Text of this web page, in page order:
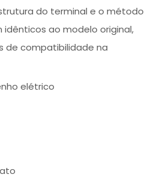
do terminal e o método
ao modelo original,
de compatibilidade na
elétrico